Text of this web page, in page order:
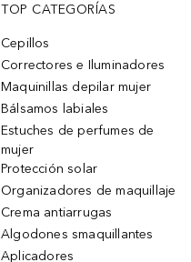
TOP CATEGORÍAS
Cepillos
Correctores e Iluminadores
Maquinillas depilar mujer
Bálsamos labiales
Estuches de perfumes de
mujer
Protección solar
Organizadores de maquillaje
Crema antiarrugas
Algodones smaquillantes
Aplicadores